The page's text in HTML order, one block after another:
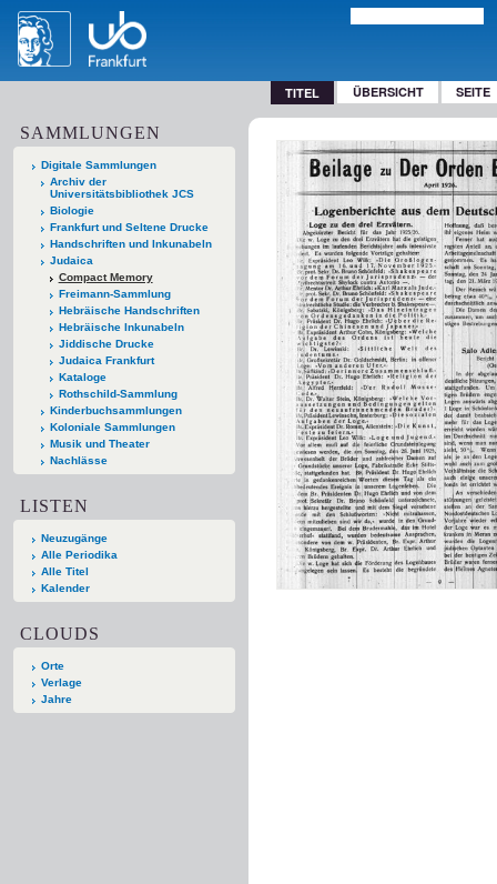
TITEL ÜBERSICHT SEITE
SAMMLUNGEN
Digitale Sammlungen
Archiv der
Universitätsbibliothek JCS
Biologie
Frankfurt und Seltene Drucke
Handschriften und Inkunabeln
Judaica
Compact Memory
Freimann-Sammlung
Hebräische Handschriften
Hebräische Inkunabeln
Jiddische Drucke
Judaica Frankfurt
Kataloge
Rothschild-Sammlung
Kinderbuchsammlungen
Koloniale Sammlungen
Musik und Theater
Nachlässe
LISTEN
Neuzugänge
Alle Periodika
Alle Titel
Kalender
CLOUDS
Orte
Verlage
Jahre